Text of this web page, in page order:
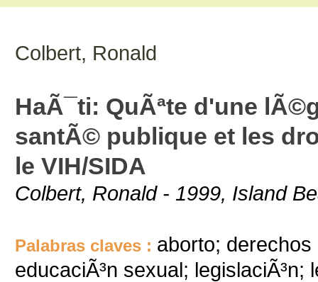
Colbert, Ronald
HaÃ¯ti: QuÃªte d'une
santÃ© publique et les
le VIH/SIDA
Colbert, Ronald - 1999, Island
Palabras claves : aborto;
educaciÃ³n sexual; legislaciÃ³n;